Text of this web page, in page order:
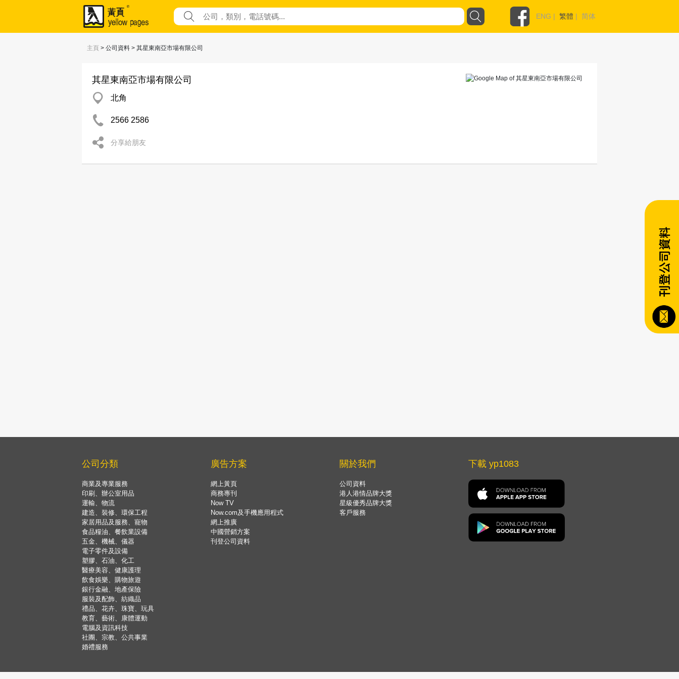
ENG | 繁體 | 简体
主頁 > 公司資料 > 其星東南亞市場有限公司
其星東南亞市場有限公司
北角
2566 2586
分享給朋友
公司分類
商業及專業服務
印刷、辦公室用品
運輸、物流
建造、裝修、環保工程
家居用品及服務、寵物
食品糧油、餐飲業設備
五金、機械、儀器
電子零件及設備
塑膠、石油、化工
醫療美容、健康護理
飲食娛樂、購物旅遊
銀行金融、地產保險
服裝及配飾、紡織品
禮品、花卉、珠寶、玩具
教育、藝術、康體運動
電腦及資訊科技
社團、宗教、公共事業
婚禮服務
廣告方案
網上黃頁
商務專刊
Now TV
Now.com及手機應用程式
網上推廣
中國營銷方案
刊登公司資料
關於我們
公司資料
港人港情品牌大獎
星級優秀品牌大獎
客戶服務
下載 yp1083